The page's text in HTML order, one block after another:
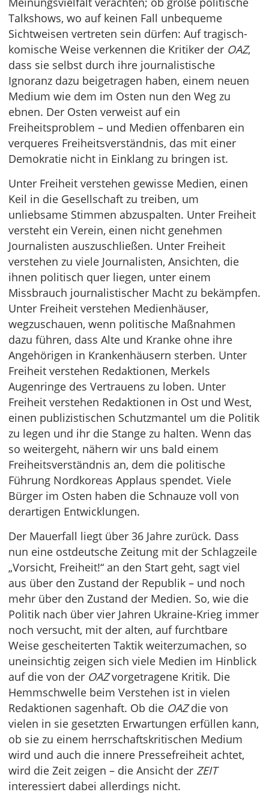
Talkshows, wo auf keinen Fall unbequeme
Sichtweisen vertreten sein dürfen: Auf tragisch-
komische Weise verkennen die Kritiker der OAZ,
dass sie selbst durch ihre journalistische
Ignoranz dazu beigetragen haben, einem neuen
Medium wie dem im Osten nun den Weg zu
ebnen. Der Osten verweist auf ein
Freiheitsproblem – und Medien offenbaren ein
verqueres Freiheitsverständnis, das mit einer
Demokratie nicht in Einklang zu bringen ist.
Unter Freiheit verstehen gewisse Medien, einen
Keil in die Gesellschaft zu treiben, um
unliebsame Stimmen abzuspalten. Unter Freiheit
versteht ein Verein, einen nicht genehmen
Journalisten auszuschließen. Unter Freiheit
verstehen zu viele Journalisten, Ansichten, die
ihnen politisch quer liegen, unter einem
Missbrauch journalistischer Macht zu bekämpfen.
Unter Freiheit verstehen Medienhäuser,
wegzuschauen, wenn politische Maßnahmen
dazu führen, dass Alte und Kranke ohne ihre
Angehörigen in Krankenhäusern sterben. Unter
Freiheit verstehen Redaktionen, Merkels
Augenringe des Vertrauens zu loben. Unter
Freiheit verstehen Redaktionen in Ost und West,
einen publizistischen Schutzmantel um die Politik
zu legen und ihr die Stange zu halten. Wenn das
so weitergeht, nähern wir uns bald einem
Freiheitsverständnis an, dem die politische
Führung Nordkoreas Applaus spendet. Viele
Bürger im Osten haben die Schnauze voll von
derartigen Entwicklungen.
Der Mauerfall liegt über 36 Jahre zurück. Dass
nun eine ostdeutsche Zeitung mit der Schlagzeile
„Vorsicht, Freiheit!“ an den Start geht, sagt viel
aus über den Zustand der Republik – und noch
mehr über den Zustand der Medien. So, wie die
Politik nach über vier Jahren Ukraine-Krieg immer
noch versucht, mit der alten, auf furchtbare
Weise gescheiterten Taktik weiterzumachen, so
uneinsichtig zeigen sich viele Medien im Hinblick
auf die von der OAZvorgetragene Kritik. Die
Hemmschwelle beim Verstehen ist in vielen
Redaktionen sagenhaft. Ob die OAZdie von
vielen in sie gesetzten Erwartungen erfüllen kann,
ob sie zu einem herrschaftskritischen Medium
wird und auch die innere Pressefreiheit achtet,
wird die Zeit zeigen – die Ansicht der ZEIT
interessiert dabei allerdings nicht.